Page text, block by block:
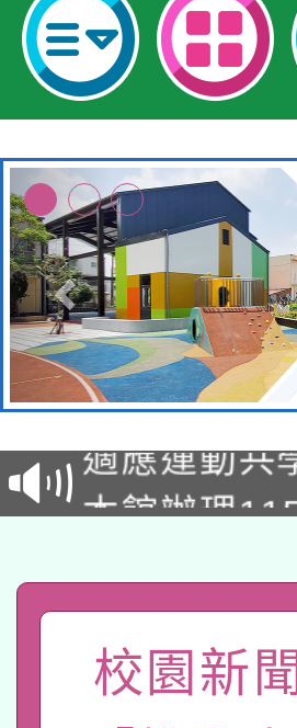
本校115學
招甄選結果
招)
適應運動共
本館辦理
礎課程
A3數位素
「數位內
校園新